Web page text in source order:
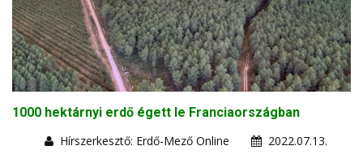
1000 hektárnyi erdő égett le Franciaországban
Hírszerkesztő: Erdő-Mező Online
2022.07.13.